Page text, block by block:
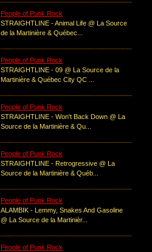
People of Punk Rock
STRAIGHTLINE - Animal Life @ La Source
de la Martinière & Québec...
People of Punk Rock
STRAIGHTLINE - 09 @ La Source de la
Martinière & Québec City QC ...
People of Punk Rock
STRAIGHTLINE - Won't Back Down @ La
Source de la Martinière & Qu...
People of Punk Rock
STRAIGHTLINE - Retrogressive @ La
Source de la Martinière & Québ...
People of Punk Rock
ALAMBIK - Lemmy, Snakes And Gasoline
@ La Source de la Martinièr...
People of Punk Rock